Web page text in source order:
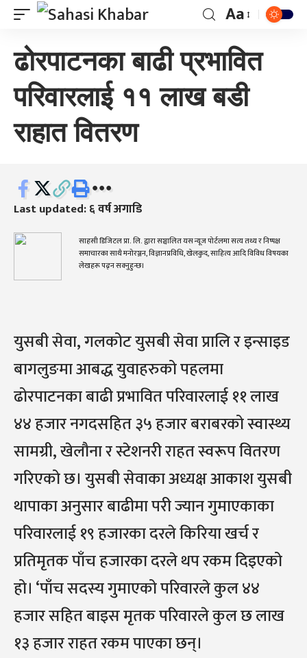
Aa
ढोरपाटनका बाढी प्रभावित
परिवारलाई ११ लाख बडी
राहात वितरण
Last updated: ६ वर्ष अगाडि
साहसी डिजिटल प्रा. लि. द्वारा सञ्चालित यस न्यूज पोर्टलमा सत्य तथ्य र निष्पक्ष
समाचारका साथै मनोरञ्जन, विज्ञानप्रविधि, खेलकुद, साहित्य आदि विविध विषयका
लेखहरू पढ्न सक्नुहुन्छ।
युसबी सेवा, गलकोट युसबी सेवा प्रालि र इन्साइड
बागलुङमा आबद्ध युवाहरुको पहलमा
ढोरपाटनका बाढी प्रभावित परिवारलाई ११ लाख
४४ हजार नगदसहित ३५ हजार बराबरको स्वास्थ्य
सामग्री, खेलौना र स्टेशनरी राहत स्वरूप वितरण
गरिएको छ। युसबी सेवाका अध्यक्ष आकाश युसबी
थापाका अनुसार बाढीमा परी ज्यान गुमाएकाका
परिवारलाई १९ हजारका दरले किरिया खर्च र
प्रतिमृतक पाँच हजारका दरले थप रकम दिइएको
हो। ‘पाँच सदस्य गुमाएको परिवारले कुल ४४
हजार सहित बाइस मृतक परिवारले कुल छ लाख
१३ हजार राहत रकम पाएका छन्।